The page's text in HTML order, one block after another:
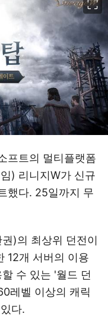
프트의 멀티플랫폼
) 리니지W가 신규
했다. 25일까지 무
)의 최상위 던전이
12개 서버의 이용
수 있는 '월드 던
레벨 이상의 캐릭
다.